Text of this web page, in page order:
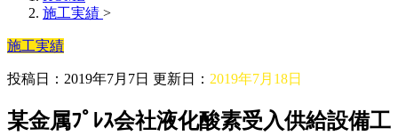
施工実績 >
施工実績
投稿日：2019年7月7日 更新日： 2019年7月18日
某金属ﾌﾟﾚｽ会社液化酸素受入供給設備工